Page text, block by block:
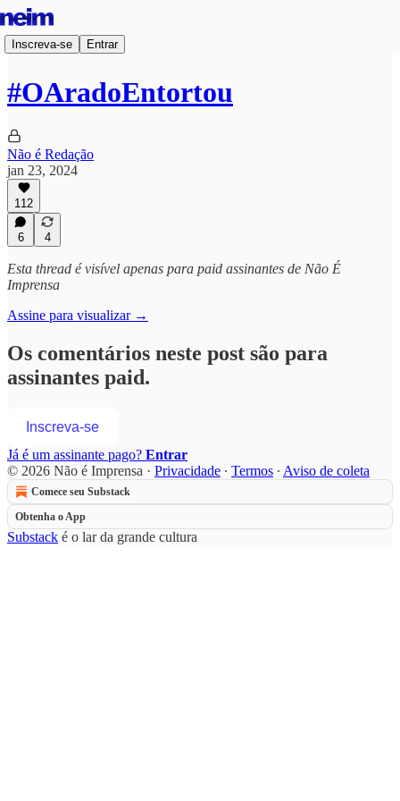
Inscreva-se Entrar
#OAradoEntortou
Não é Redação
jan 23, 2024
112
6 4
Esta thread é visível apenas para paid assinantes de Não É
Imprensa
Assine para visualizar →
Os comentários neste post são para
assinantes paid.
Inscreva-se
Já é um assinante pago? Entrar
© 2026 Não é Imprensa · Privacidade ∙ Termos ∙ Aviso de coleta
Comece seu Substack
Obtenha o App
Substack é o lar da grande cultura